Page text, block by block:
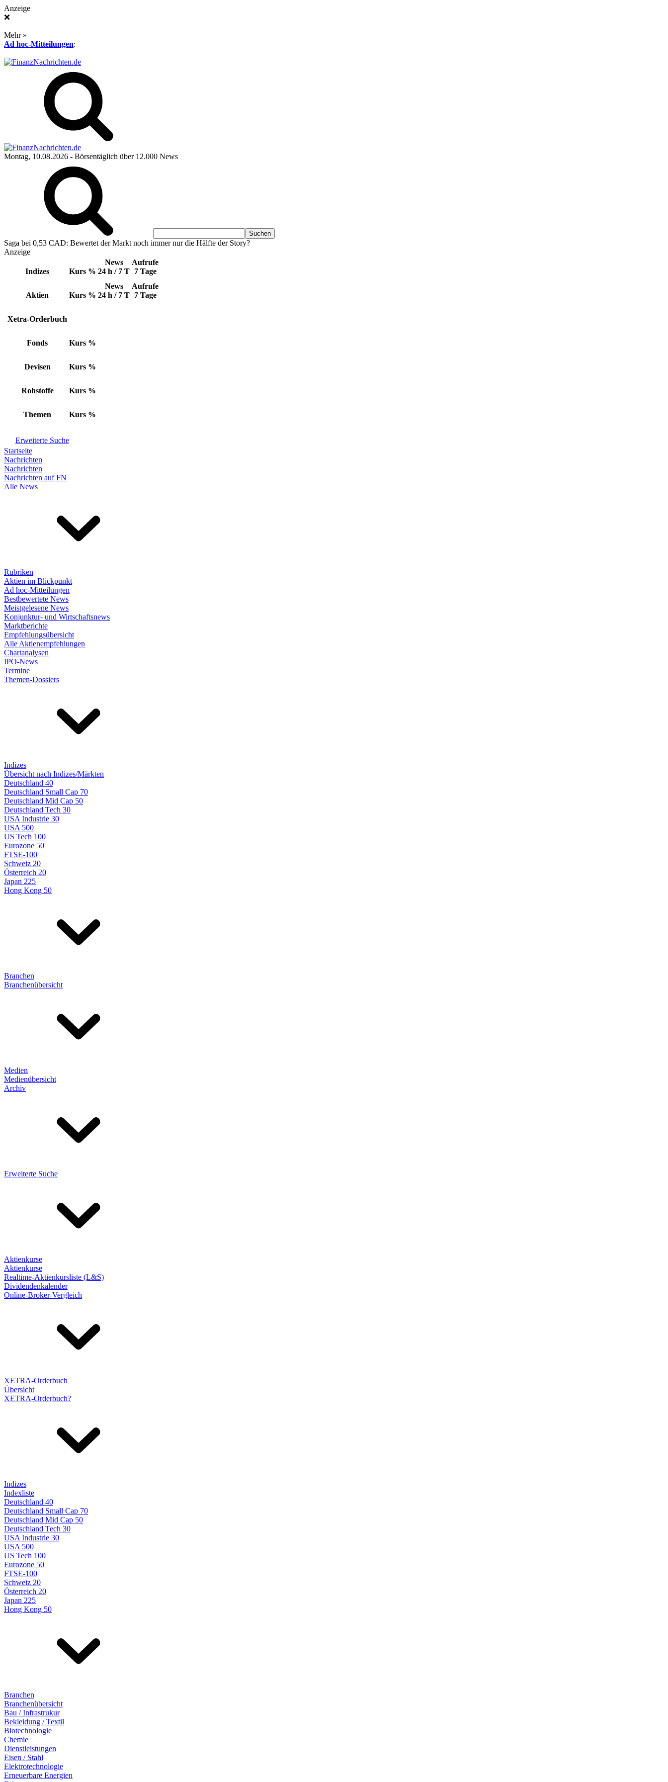
Anzeige
❌
Mehr »
Ad hoc-Mitteilungen:
Montag, 10.08.2026 - Börsentäglich über 12.000 News
Saga bei 0,53 CAD: Bewertet der Markt noch immer nur die Hälfte der Story?
Anzeige
Indizes Kurs %
News
24 h / 7 T
Aufrufe
7 Tage
Aktien Kurs %
News
24 h / 7 T
Aufrufe
7 Tage
Xetra-Orderbuch
Fonds Kurs %
Devisen Kurs %
Rohstoffe Kurs %
Themen Kurs %
Erweiterte Suche
Startseite
Nachrichten
Nachrichten
Nachrichten auf FN
Alle News
Rubriken
Aktien im Blickpunkt
Ad hoc-Mitteilungen
Bestbewertete News
Meistgelesene News
Konjunktur- und Wirtschaftsnews
Marktberichte
Empfehlungsübersicht
Alle Aktienempfehlungen
Chartanalysen
IPO-News
Termine
Themen-Dossiers
Indizes
Übersicht nach Indizes/Märkten
Deutschland 40
Deutschland Small Cap 70
Deutschland Mid Cap 50
Deutschland Tech 30
USA Industrie 30
USA 500
US Tech 100
Eurozone 50
FTSE-100
Schweiz 20
Österreich 20
Japan 225
Hong Kong 50
Branchen
Branchenübersicht
Medien
Medienübersicht
Archiv
Erweiterte Suche
Aktienkurse
Aktienkurse
Realtime-Aktienkursliste (L&S)
Dividendenkalender
Online-Broker-Vergleich
XETRA-Orderbuch
Übersicht
XETRA-Orderbuch?
Indizes
Indexliste
Deutschland 40
Deutschland Small Cap 70
Deutschland Mid Cap 50
Deutschland Tech 30
USA Industrie 30
USA 500
US Tech 100
Eurozone 50
FTSE-100
Schweiz 20
Österreich 20
Japan 225
Hong Kong 50
Branchen
Branchenübersicht
Bau / Infrastrukur
Bekleidung / Textil
Biotechnologie
Chemie
Dienstleistungen
Eisen / Stahl
Elektrotechnologie
Erneuerbare Energien